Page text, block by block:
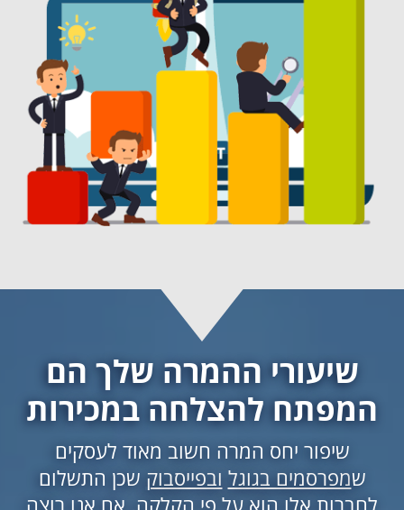
שיעורי ההמרה שלך הם
המפתח להצלחה במכירות
שיפור יחס המרה חשוב מאוד לעסקים
שמפרסמים בגוגל ובפייסבוק שכן התשלום
לחברות אלו הוא על פי הקלקה, אם אנו רוצה